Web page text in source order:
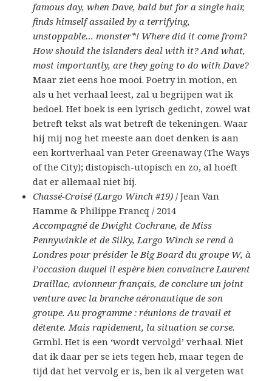
famous day, when Dave, bald but for a single hair,
finds himself assailed by a terrifying,
unstoppable… monster*! Where did it come from?
How should the islanders deal with it? And what,
most importantly, are they going to do with Dave?
Maar ziet eens hoe mooi. Poetry in motion, en
als u het verhaal leest, zal u begrijpen wat ik
bedoel. Het boek is een lyrisch gedicht, zowel wat
betreft tekst als wat betreft de tekeningen. Waar
hij mij nog het meeste aan doet denken is aan
een kortverhaal van Peter Greenaway (The Ways
of the City); distopisch-utopisch en zo, al hoeft
dat er allemaal niet bij.
Chassé-Croisé (Largo Winch #19) / Jean Van
Hamme & Philippe Francq / 2014
Accompagné de Dwight Cochrane, de Miss
Pennywinkle et de Silky, Largo Winch se rend à
Londres pour présider le Big Board du groupe W, à
l’occasion duquel il espère bien convaincre Laurent
Draillac, avionneur français, de conclure un joint
venture avec la branche aéronautique de son
groupe. Au programme : réunions de travail et
détente. Mais rapidement, la situation se corse.
Grmbl. Het is een ‘wordt vervolgd’ verhaal. Niet
dat ik daar per se iets tegen heb, maar tegen de
tijd dat het vervolg er is, ben ik al vergeten wat